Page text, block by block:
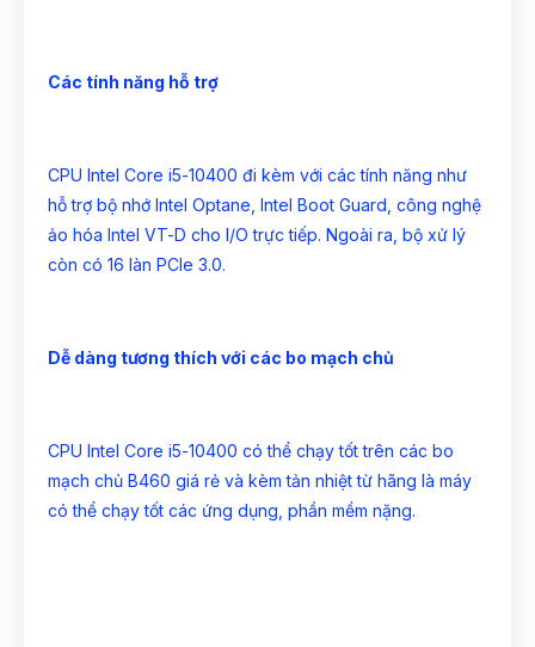
Các tính năng hỗ trợ
CPU Intel Core i5-10400 đi kèm với các tính năng như
hỗ trợ bộ nhớ Intel Optane, Intel Boot Guard, công nghệ
ảo hóa Intel VT-D cho I/O trực tiếp. Ngoài ra, bộ xử lý
còn có 16 làn PCIe 3.0.
Dễ dàng tương thích với các bo mạch chủ
CPU Intel Core i5-10400 có thể chạy tốt trên các bo
mạch chủ B460 giá rẻ và kèm tản nhiệt từ hãng là máy
có thể chạy tốt các ứng dụng, phần mềm nặng.